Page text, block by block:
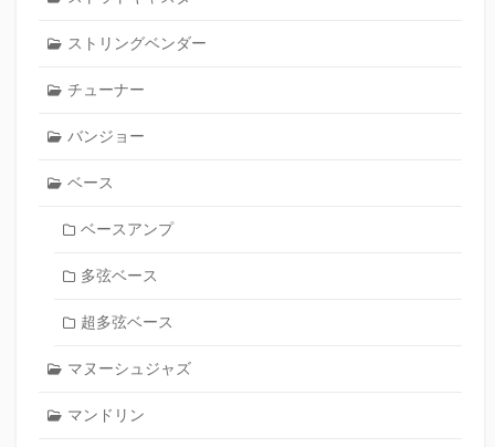
ストリングベンダー
チューナー
バンジョー
ベース
ベースアンプ
多弦ベース
超多弦ベース
マヌーシュジャズ
マンドリン